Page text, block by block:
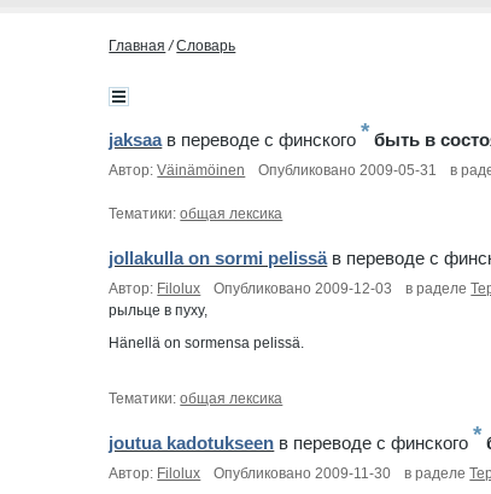
Главная / Cловарь
jaksaaв переводе c финского * быть в
Автор:Väinämöinen Опубликовано 2009-05-31 в
Тематики:общая лексика
jollakulla on sormi pelissäв переводе c
Автор: Filolux Опубликовано 2009-12-03 в раделе
рыльце в пуху,
Hänellä on sormensa pelissä.
Тематики:общая лексика
joutua kadotukseen в переводе c финского *
Автор: Filolux Опубликовано 2009-11-30 в раделе